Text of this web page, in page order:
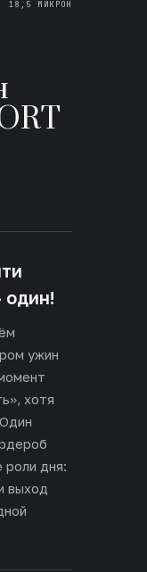
18,5 МИКРОН
один!
ужин
хотя
роли дня:
выход